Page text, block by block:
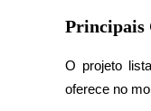
Principais
O projeto
oferece no